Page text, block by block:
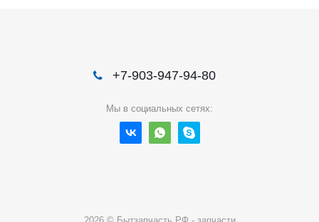
+7-903-947-94-80
Мы в социальных сетях: